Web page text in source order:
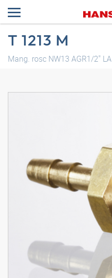
T 1213 M
Mang. rosc NW13 AGR1/2" LA